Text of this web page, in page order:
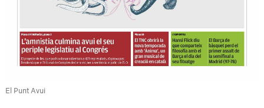
El Punt Avui